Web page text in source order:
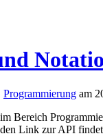
Programmierung am
Bereich
Link zur API